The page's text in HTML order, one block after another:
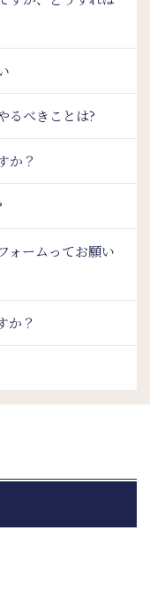
るべきことは?
か？
ォームってお願い
か？